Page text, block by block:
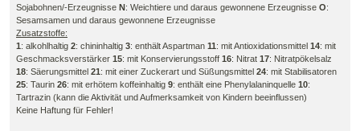
Sojabohnen/-Erzeugnisse N: Weichtiere und daraus gewonnene Erzeugnisse O:
Sesamsamen und daraus gewonnene Erzeugnisse
Zusatzstoffe:
1: alkohlhaltig 2: chininhaltig 3: enthält Aspartman 11: mit Antioxidationsmittel 14: mit
Geschmacksverstärker 15: mit Konservierungsstoff 16: Nitrat 17: Nitratpökelsalz
18: Säerungsmittel 21: mit einer Zuckerart und Süßungsmittel 24: mit Stabilisatoren
25: Taurin 26: mit erhötem koffeinhaltig 9: enthält eine Phenylalaninquelle 10:
Tartrazin (kann die Aktivität und Aufmerksamkeit von Kindern beeinflussen)
Keine Haftung für Fehler!